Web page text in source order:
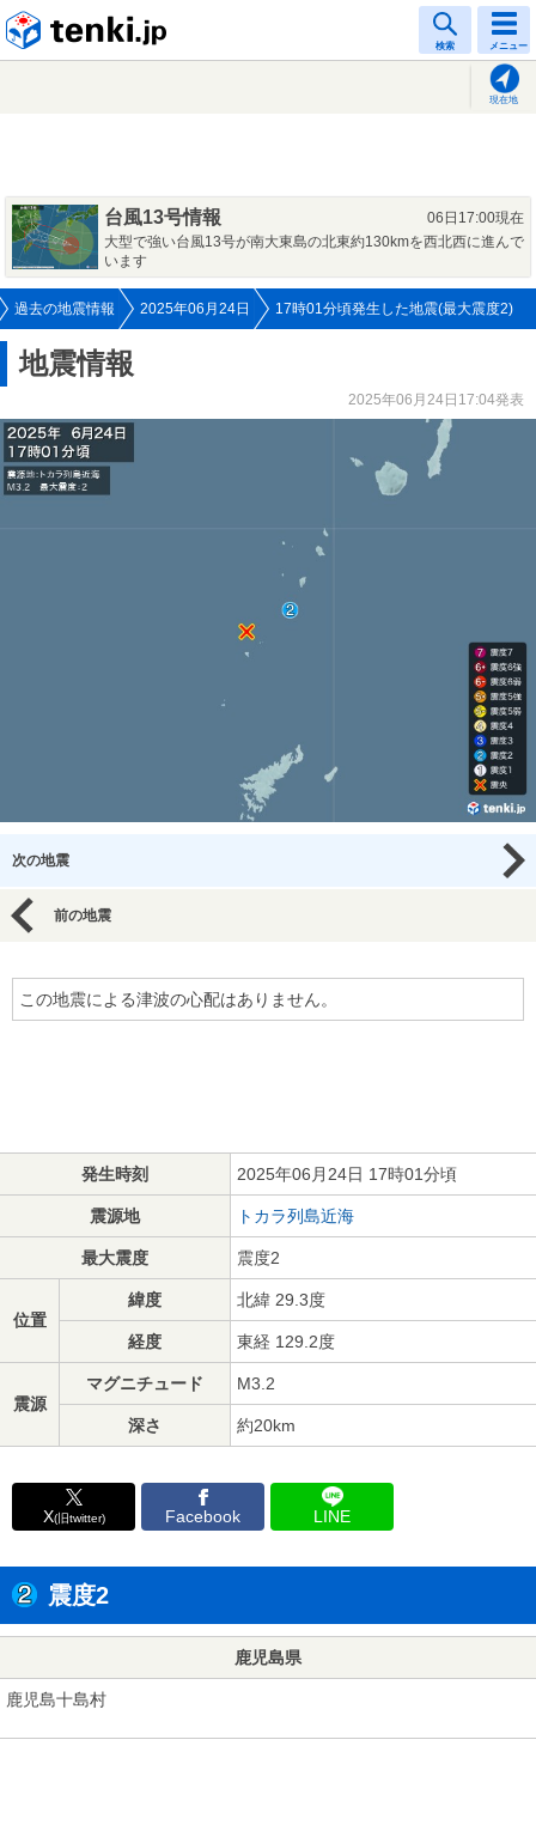
検索 メニュー
現在地
台風13号情報
06日17:00現在
大型で強い台風13号が南大東島の北東約130kmを西北西に進んで
います
過去の地震情報 2025年06月24日 17時01分頃発生した地震(最大震度2)
地震情報
2025年06月24日17:04発表
次の地震
前の地震
この地震による津波の心配はありません。
発生時刻 2025年06月24日 17時01分頃
震源地 トカラ列島近海
最大震度 震度2
位置
緯度 北緯 29.3度
経度 東経 129.2度
震源
マグニチュード M3.2
深さ 約20km
X(旧twitter) Facebook LINE
震度2
鹿児島県
鹿児島十島村